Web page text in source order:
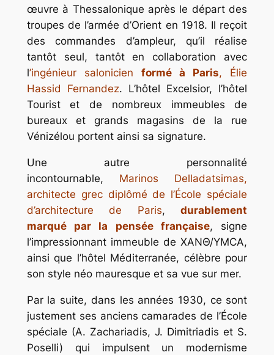
œuvre à Thessalonique après le départ des
troupes de l’armée d’Orient en 1918. Il reçoit
des commandes d’ampleur, qu’il réalise
tantôt seul, tantôt en collaboration avec
l’ingénieur salonicien formé à Paris, Élie
Hassid Fernandez. L’hôtel Excelsior, l’hôtel
Tourist et de nombreux immeubles de
bureaux et grands magasins de la rue
Vénizélou portent ainsi sa signature.
Une autre personnalité
incontournable, Marinos Delladatsimas,
architecte grec diplômé de l’École spéciale
d’architecture de Paris,durablement
marqué par la pensée française, signe
l’impressionnant immeuble de XANΘ/YMCA,
ainsi que l’hôtel Méditerranée, célèbre pour
son style néo mauresque et sa vue sur mer.
Par la suite, dans les années 1930, ce sont
justement ses anciens camarades de l’École
spéciale (A. Zachariadis, J. Dimitriadis et S.
Poselli) qui impulsent un modernisme